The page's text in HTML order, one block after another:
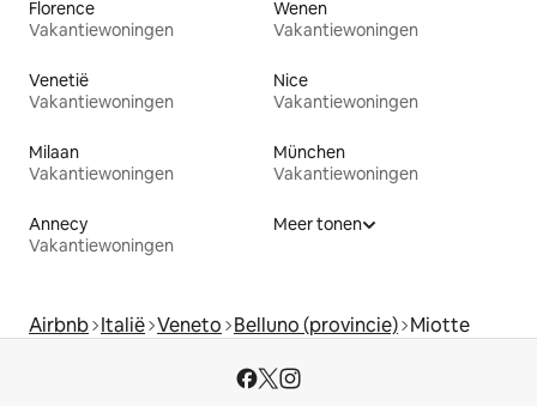
Florence
Vakantiewoningen
Wenen
Vakantiewoningen
Venetië
Vakantiewoningen
Nice
Vakantiewoningen
Milaan
Vakantiewoningen
München
Vakantiewoningen
Annecy
Vakantiewoningen
Meer tonen
Airbnb Italië Veneto Belluno (provincie) Miotte